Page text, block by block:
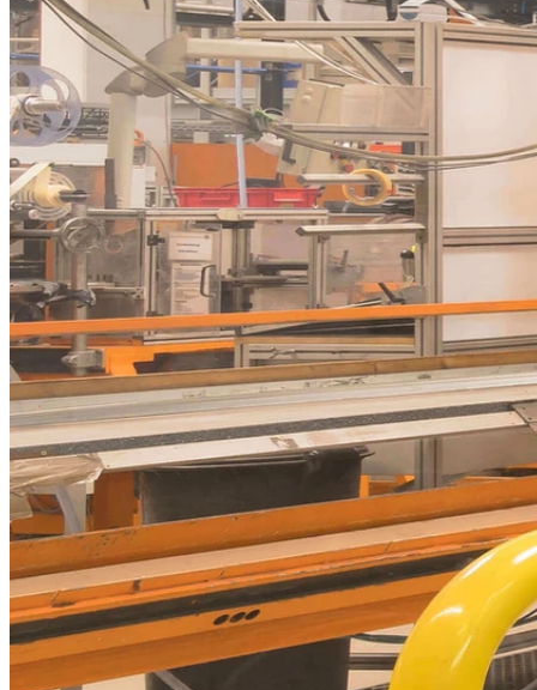
Döllken Profiles GmbH
Projekt-Info
Moderne Fußbodenbeläge sind vielseitig – gleiches gilt für die dazu
gehörenden Sockelleisten, die für den perfekten Übergang zwischen
Fußboden und Wand sorgen. Das Unternehmen Döllken Profiles hat
sich genau darauf spezialisiert. Am neu strukturierten Hauptsitz in
Bönen setzt die Döllken GmbH auf die Zukunft und hat sich nicht
nur logistisch verändert, sondern auch flächentechnisch vergrößert.
Mit 10 neuen Produktionslinien hat sich das global aufgestellte
Unternehmen auf ein völlig neues Niveau gebracht. Dies bedeutet
auch für die mittlerweile 176 Mitarbeiter am Standort Bönen ein
Bedarf an neuen Büroflächen.
Um die Synergien zwischen Produktions- und
Verwaltungsbereichen optimal auszuschöpfen realisierte
KLEUSBERG einen 2-geschossigen ca. 200 qm großen
Systemraum, mit einer Länge von 25 m und 7,40 m Höhe an die
bestehende Hallenwand. Das vorhandene Umfeld wurde somit